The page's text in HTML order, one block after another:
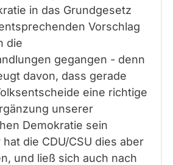
in das Grundgesetz
Vorschlag
die
gegangen - denn
davon, dass gerade
eine richtige
unserer
Demokratie sein
die CDU/CSU dies aber
und ließ sich auch nach